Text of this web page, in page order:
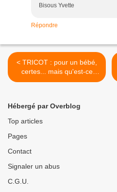
Bisous Yvette
Répondre
< TRICOT : pour un bébé,
certes... mais qu'est-ce
donc ?
Hébergé par Overblog
Top articles
Pages
Contact
Signaler un abus
C.G.U.